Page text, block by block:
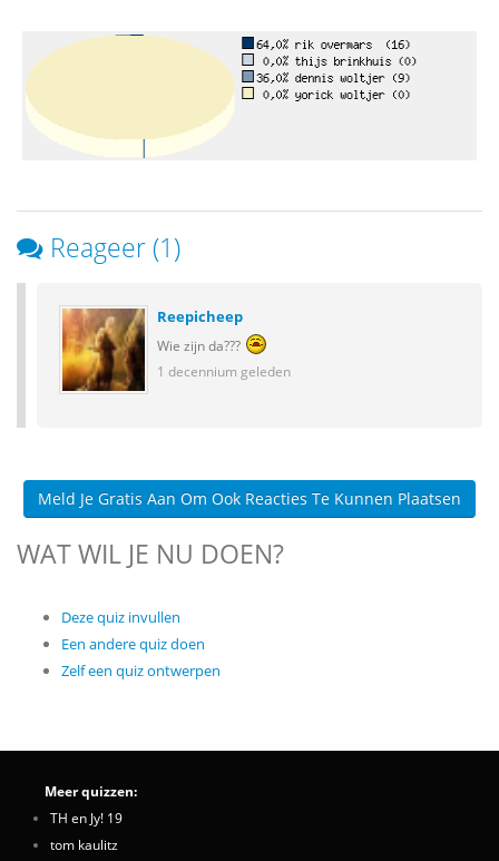
Reageer (1)
Reepicheep
Wie zijn da???
1 decennium geleden
Meld Je Gratis Aan Om Ook Reacties Te Kunnen Plaatsen
WAT WIL JE NU DOEN?
Deze quiz invullen
Een andere quiz doen
Zelf een quiz ontwerpen
Meer quizzen:
TH en Jy! 19
tom kaulitz